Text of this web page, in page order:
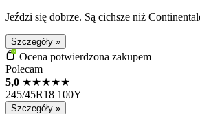
Jeździ się dobrze. Są cichsze niż
Szczegóły »
Ocena potwierdzona zakupem
Polecam
5,0 ★★★★★
245/45R18 100Y
Szczegóły »